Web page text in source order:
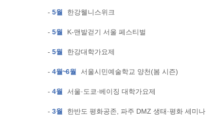
-5월 한강웰니스위크
-5월 K-맨발걷기 서울 페스티벌
-5월 한강대학가요제
-4월~6월 서울시민예술학교 양천(봄 시즌)
-4월 서울·도쿄·베이징 대학가요제
-3월 한반도 평화공존, 파주 DMZ 생태·평화 세미나